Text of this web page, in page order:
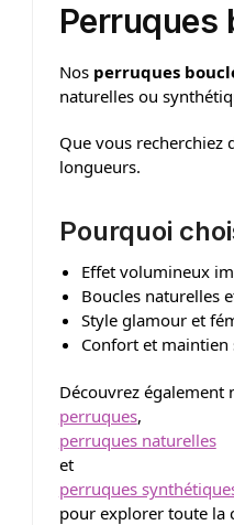
Perruques
Nos perruques
naturelles ou
Que vous recherchiez
longueurs.
Pourquoi
Effet volumineux
Boucles naturelles
Style glamour et
Confort et maintien
Découvrez également
perruques,
perruques naturelles
et
perruques
pour explorer toute la